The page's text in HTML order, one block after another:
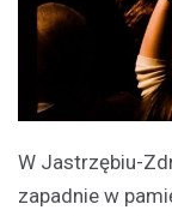
W Jastrzębiu-
zapadnie w